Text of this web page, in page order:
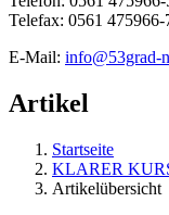
Telefax: 0561 475966-
E-Mail: info@53grad-
Artikel
Startseite
KLARER
Artikelübersicht